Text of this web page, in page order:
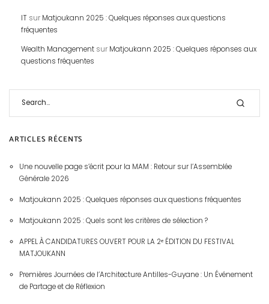
IT sur Matjoukann 2025 : Quelques réponses aux questions
fréquentes
Wealth Management sur Matjoukann 2025 : Quelques réponses aux
questions fréquentes
ARTICLES RÉCENTS
Une nouvelle page s’écrit pour la MAM : Retour sur l’Assemblée
Générale 2026
Matjoukann 2025 : Quelques réponses aux questions fréquentes
Matjoukann 2025 : Quels sont les critères de sélection ?
APPEL À CANDIDATURES OUVERT POUR LA 2ᵉ ÉDITION DU FESTIVAL
MATJOUKANN
Premières Journées de l’Architecture Antilles-Guyane : Un Événement
de Partage et de Réflexion